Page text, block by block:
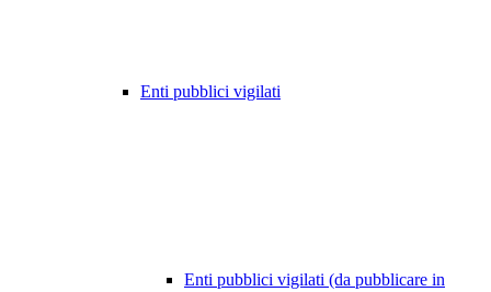
Enti pubblici vigilati
Enti pubblici vigilati (da pubblicare in